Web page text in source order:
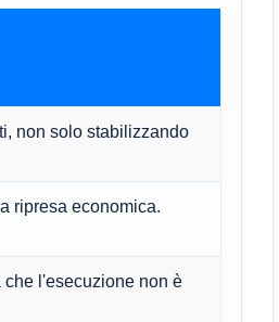
non solo stabilizzando
ripresa economica.
che l'esecuzione non è